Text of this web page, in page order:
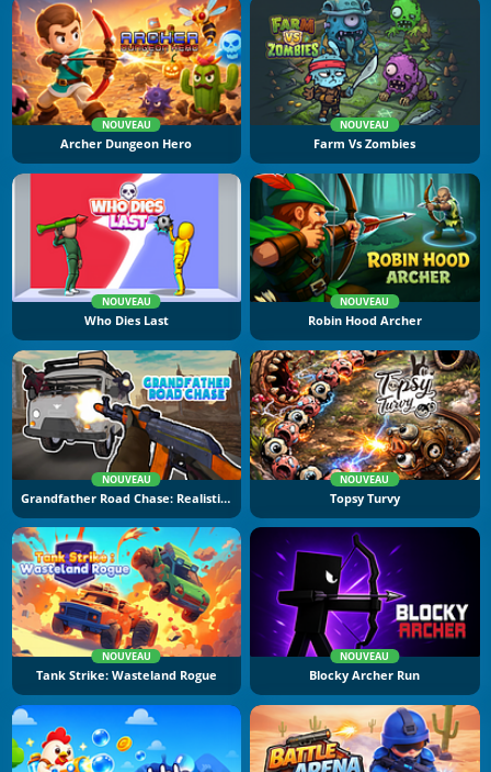
NOUVEAU
Archer Dungeon Hero
NOUVEAU
Farm Vs Zombies
NOUVEAU
Who Dies Last
NOUVEAU
Robin Hood Archer
NOUVEAU
Grandfather Road Chase: Realistic Shooter
NOUVEAU
Topsy Turvy
NOUVEAU
Tank Strike: Wasteland Rogue
NOUVEAU
Blocky Archer Run